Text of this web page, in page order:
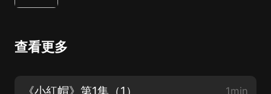
查看更多
《小紅帽》第1集（1） 1min